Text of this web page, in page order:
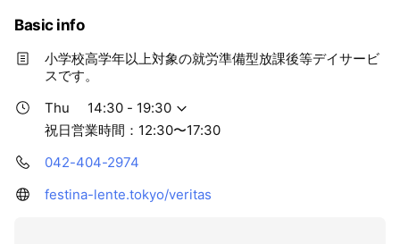
Basic info
小学校高学年以上対象の就労準備型放課後等デイサービ
スです。
Thu
14:30 - 19:30
祝日営業時間：12:30〜17:30
042-404-2974
festina-lente.tokyo/veritas